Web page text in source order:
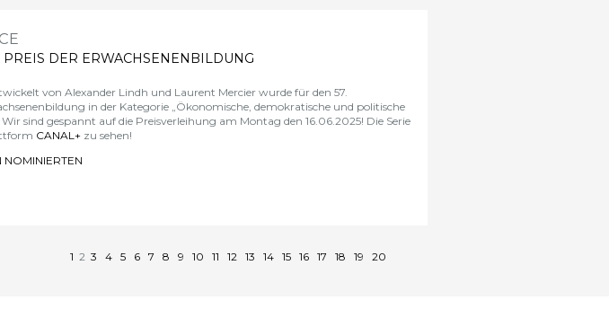
DER ERWACHSENENBILDUNG
von Alexander Lindh und Laurent Mercier wurde für den 57.
in der Kategorie „Ökonomische, demokratische und politische
sind gespannt auf die Preisverleihung am Montag den 16.06.2025! Die Serie
CANAL+zu sehen!
NOMINIERTEN
1 2 3 4 5 6 7 8 9 10 11 12 13 14 15 16 17 18 19 20